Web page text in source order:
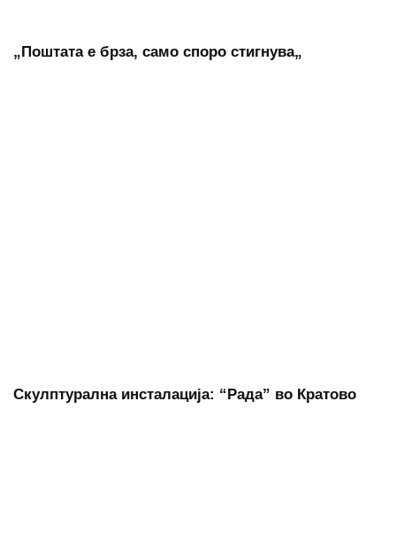
„Поштата е брза, само споро стигнува„
Скулптурална инсталација: “Рада” во Кратово